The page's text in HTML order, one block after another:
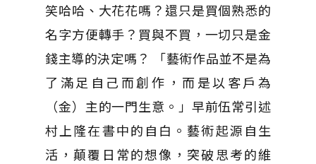
笑哈哈、大花花嗎？還只是買個熟悉的
名字方便轉手？買與不買，一切只是金
錢主導的決定嗎？ 「藝術作品並不是為
了滿足自己而創作，而是以客戶為
（金）主的一門生意。」早前伍常引述
村上隆在書中的自白。藝術起源自生
活，顛覆日常的想像，突破思考的維